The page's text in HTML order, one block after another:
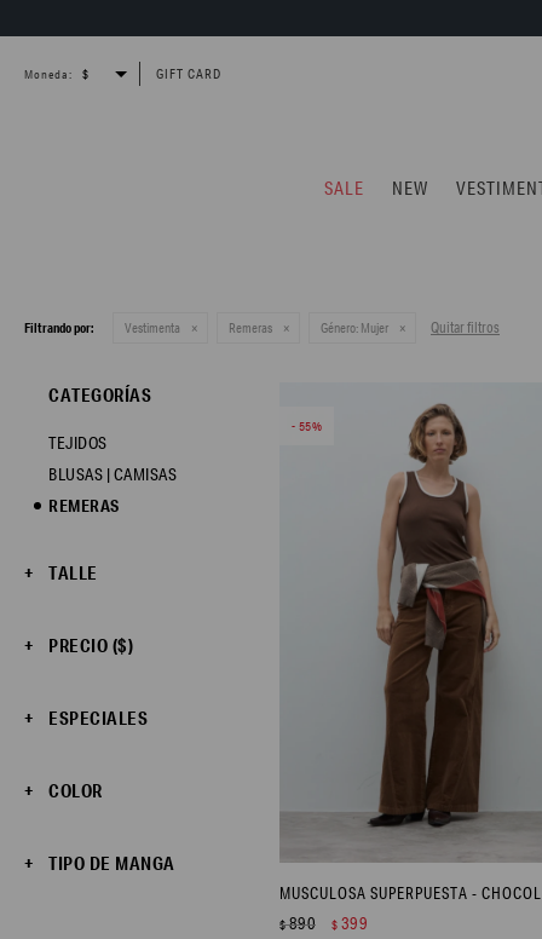
SALE NEW
Moneda: GIFT CARD
Filtrando por: Vestimenta Remeras Género: Mujer Quitar filtros
55
MUSCULOSA SUPERPUESTA -
$890 $ 399
CATEGORÍAS
TEJIDOS
BLUSAS | CAMISAS
REMERAS
TALLE
PRECIO ($)
ESPECIALES
COLOR
TIPO DE MANGA